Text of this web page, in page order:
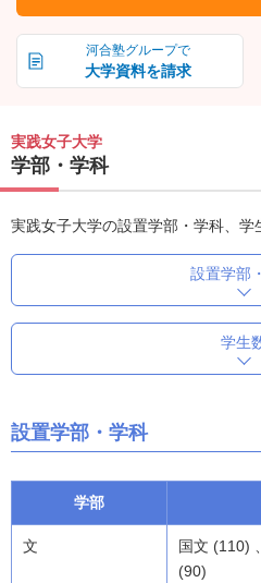
河合塾グループで
大学資料を請求
実践女子大学
学部・学科
実践女子大学の設置学部・学科、学
設置学部
学生
設置学部・学科
学部
文
国文 (110)
(90)